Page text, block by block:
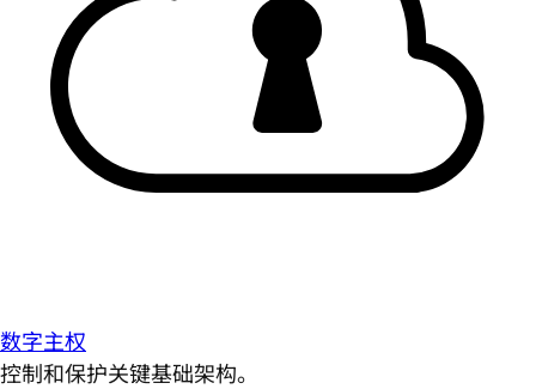
数字主权
控制和保护关键基础架构。